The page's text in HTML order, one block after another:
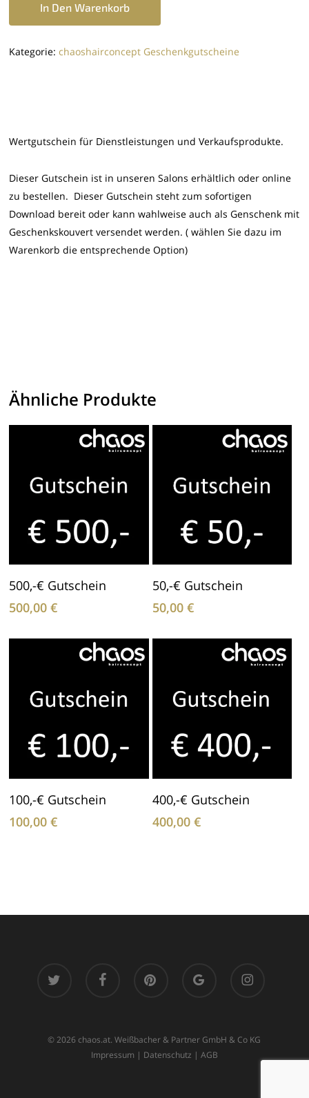
In Den Warenkorb
Kategorie:chaoshairconcept Geschenkgutscheine
Wertgutschein für Dienstleistungen und Verkaufsprodukte.
Dieser Gutschein ist in unseren Salons erhältlich oder online
zu bestellen. Dieser Gutschein steht zum sofortigen
Download bereit oder kann wahlweise auch als Genschenk mit
Geschenkskouvert versendet werden. ( wählen Sie dazu im
Warenkorb die entsprechende Option)
Ähnliche Produkte
In Den Warenkorb
500,-€ Gutschein
500,00€
In Den Warenkorb
50,-€ Gutschein
50,00€
In Den Warenkorb
100,-€ Gutschein
100,00€
In Den Warenkorb
400,-€ Gutschein
400,00€
plus
© 2026 chaos.at. Weißbacher & Partner GmbH & Co KG
Impressum | Datenschutz | AGB